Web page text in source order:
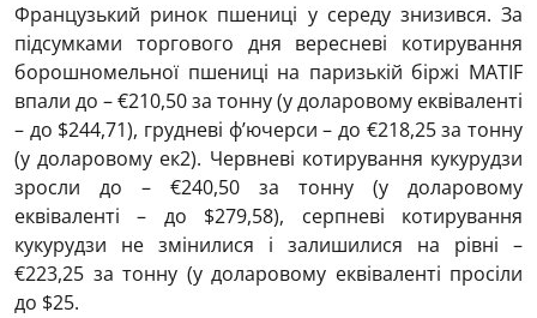
Французький ринок пшениці у середу знизився. За
підсумками торгового дня вересневі котирування
борошномельної пшениці на паризькій біржі MATIF
впали до – €210,50 за тонну (у доларовому еквіваленті
– до $244,71), грудневі ф’ючерси – до €218,25 за тонну
(у доларовому ек2). Червневі котирування кукурудзи
зросли до – €240,50 за тонну (у доларовому
еквіваленті – до $279,58), серпневі котирування
кукурудзи не змінилися і залишилися на рівні –
€223,25 за тонну (у доларовому еквіваленті просіли
до $25.